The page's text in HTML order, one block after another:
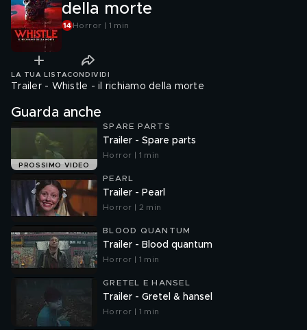
della morte
Horror | 1 min
LA TUA LISTACONDIVIDI
Trailer - Whistle - il richiamo della morte
Guarda anche
PROSSIMO VIDEO
SPARE PARTS
Trailer - Spare parts
Horror | 1 min
PEARL
Trailer - Pearl
Horror | 2 min
BLOOD QUANTUM
Trailer - Blood quantum
Horror | 1 min
GRETEL E HANSEL
Trailer - Gretel & hansel
Horror | 1 min